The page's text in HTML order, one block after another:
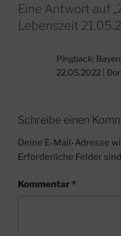
Eine Antwort auf
Lebenszeit
Pingback:
22.05.2022 |
Schreibe einen
Deine E-Mail-Adresse
Erforderliche Felder
Kommentar *